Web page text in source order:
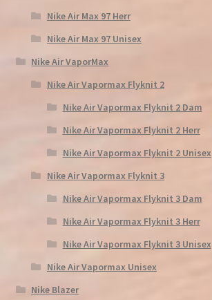
Nike Air Max 97 Herr
Nike Air Max 97 Unisex
Nike Air VaporMax
Nike Air Vapormax Flyknit 2
Nike Air Vapormax Flyknit 2 Dam
Nike Air Vapormax Flyknit 2 Herr
Nike Air Vapormax Flyknit 2 Unisex
Nike Air Vapormax Flyknit 3
Nike Air Vapormax Flyknit 3 Dam
Nike Air Vapormax Flyknit 3 Herr
Nike Air Vapormax Flyknit 3 Unisex
Nike Air Vapormax Unisex
Nike Blazer